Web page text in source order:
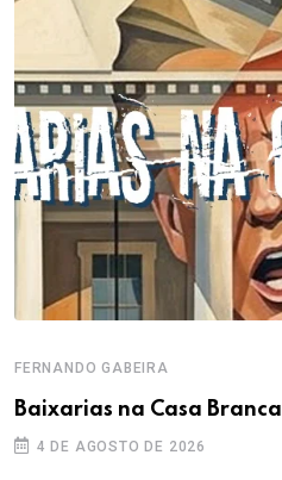
FERNANDO GABEIRA
Baixarias na Casa Branca
4 DE AGOSTO DE 2026